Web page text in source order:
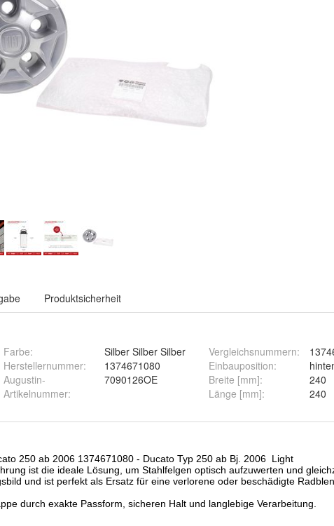
Produktsicherheit
Farbe:
Silber Silber Silber
Herstellernummer:
1374671080
Augustin-
Artikelnummer:
7090126OE
Vergleichsnummern:
Einbauposition:
Breite [mm]:
240
Länge [mm]: 240